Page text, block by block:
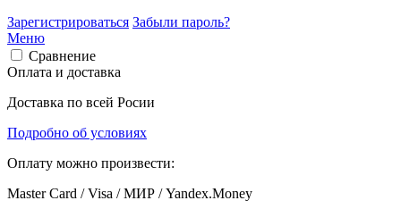
Зарегистрироваться Забыли пароль?
Меню
Сравнение
Оплата и доставка
Доставка по всей Росии
Подробно об условиях
Оплату можно произвести:
Master Card / Visa / МИР / Yandex.Money